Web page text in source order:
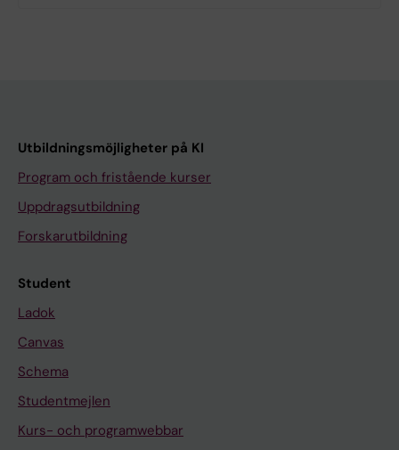
Utbildningsmöjligheter på KI
Program och fristående kurser
Uppdragsutbildning
Forskarutbildning
Student
Ladok
Canvas
Schema
Studentmejlen
Kurs- och programwebbar